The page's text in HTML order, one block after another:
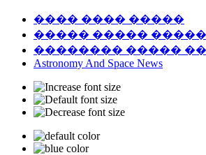
���� ���� �����
����� �����
�������� �����
Astronomy And Space News